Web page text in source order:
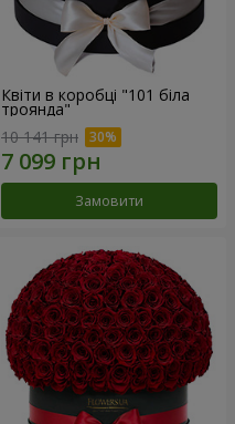
Квіти в коробці "101 біла
троянда"
10 141 грн
Замовити